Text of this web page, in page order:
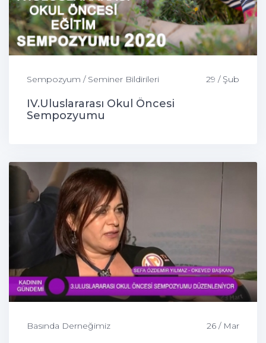
Sempozyum / Seminer Bildirileri 29 / Şub
IV.Uluslararası Okul Öncesi
Sempozyumu
Basında Derneğimiz 26 / Mar